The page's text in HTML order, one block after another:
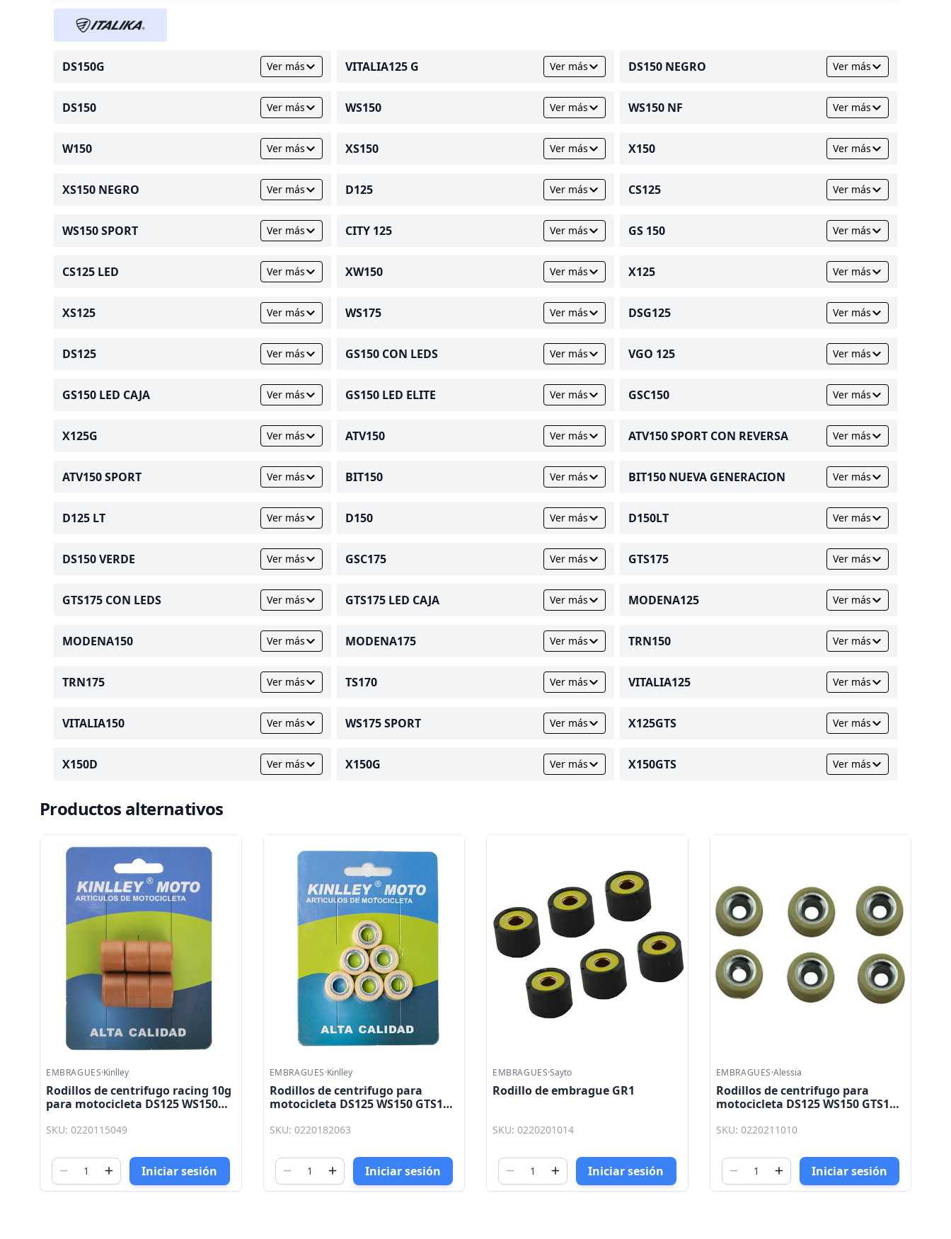
DS150G Ver más VITALIA125 G Ver más DS150 NEGRO Ver más
DS150 Ver más WS150 Ver más WS150 NF Ver más
W150 Ver más XS150 Ver más X150 Ver más
XS150 NEGRO Ver más D125 Ver más CS125 Ver más
WS150 SPORT Ver más CITY 125 Ver más GS 150 Ver más
CS125 LED Ver más XW150 Ver más X125 Ver más
XS125 Ver más WS175 Ver más DSG125 Ver más
DS125 Ver más GS150 CON LEDS Ver más VGO 125 Ver más
GS150 LED CAJA Ver más GS150 LED ELITE Ver más GSC150 Ver más
X125G Ver más ATV150 Ver más ATV150 SPORT CON REVERSA Ver más
ATV150 SPORT Ver más BIT150 Ver más BIT150 NUEVA GENERACION Ver más
D125 LT Ver más D150 Ver más D150LT Ver más
DS150 VERDE Ver más GSC175 Ver más GTS175 Ver más
GTS175 CON LEDS Ver más GTS175 LED CAJA Ver más MODENA125 Ver más
MODENA150 Ver más MODENA175 Ver más TRN150 Ver más
TRN175 Ver más TS170 Ver más VITALIA125 Ver más
VITALIA150 Ver más WS175 SPORT Ver más X125GTS Ver más
X150D Ver más X150G Ver más X150GTS Ver más
Productos alternativos
EMBRAGUES·Kinlley
Rodillos de centrifugo racing 10g
para motocicleta DS125 WS150
Phantom 150 Terra 150 Kinlley
SKU: 0220115049
Iniciar sesión
EMBRAGUES·Kinlley
Rodillos de centrifugo para
motocicleta DS125 WS150 GTS175
150 Terra 150 Kinlley
SKU: 0220182063
Iniciar sesión
EMBRAGUES·Sayto
Rodillo de embrague GR1
SKU: 0220201014
Iniciar sesión
EMBRAGUES·Alessia
Rodillos de centrifugo para
motocicleta DS125 WS150 GTS175
150 Terra 150 Alessia
SKU: 0220211010
Iniciar sesión